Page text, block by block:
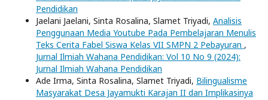
Pendidikan
Jaelani Jaelani, Sinta Rosalina, Slamet Triyadi, Analisis
Penggunaan Media Youtube Pada Pembelajaran Menulis
Teks Cerita Fabel Siswa Kelas VII SMPN 2 Pebayuran ,
Jurnal Ilmiah Wahana Pendidikan: Vol 10 No 9 (2024):
Jurnal Ilmiah Wahana Pendidikan
Ade Irma, Sinta Rosalina, Slamet Triyadi, Bilingualisme
Masyarakat Desa Jayamukti Karajan II dan Implikasinya